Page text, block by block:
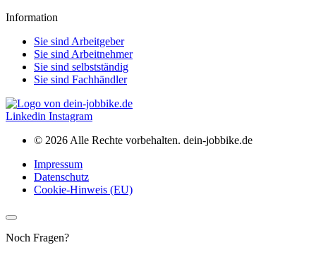
Information
Sie sind Arbeitgeber
Sie sind Arbeitnehmer
Sie sind selbstständig
Sie sind Fachhändler
Linkedin Instagram
© 2026 Alle Rechte vorbehalten. dein-jobbike.de
Impressum
Datenschutz
Cookie-Hinweis (EU)
Noch Fragen?